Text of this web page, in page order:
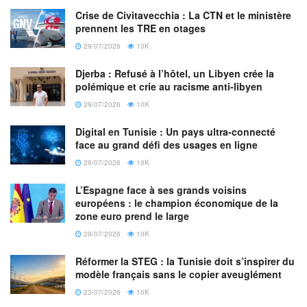
démontré à maintes reprises son dynamisme, son agilité et
sa passion pour mener des équipes brillantes vers un
succès durable. C’est tout l’enjeu de cette fonction :
dans toutes les unités commerciales et sur tous les
marchés. Je félicite Samer pour cette promotion méritée et
notre réseau. »
Samer Abboud apporte plus de 20 ans d’expérience dans
marques mondiales et entités gouvernementales sur un
éventail de marchés. Il reprend le rôle de Chief Growth
Officer régional après une année au cours de laquelle sa
et des projets de renom sur des marchés en croissance.
En 2021, Memac Ogilvy a contribué de manière
Crise de Civitavecchia : La CTN et le ministère
prennent les TRE en otages
29/07/2026 10K
Djerba : Refusé à l’hôtel, un Libyen crée la
polémique et crie au racisme anti-libyen
29/07/2026 10K
Digital en Tunisie : Un pays ultra-connecté
face au grand défi des usages en ligne
29/07/2026 10K
L’Espagne face à ses grands voisins
européens : le champion économique de la
zone euro prend le large
29/07/2026 10K
Réformer la STEG : la Tunisie doit s’inspirer du
modèle français sans le copier aveuglément
23/07/2026 10K